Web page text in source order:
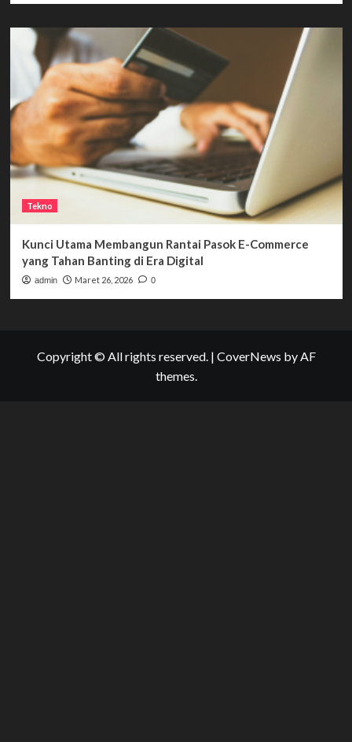
Tekno
Kunci Utama Membangun Rantai Pasok E-Commerce
yang Tahan Banting di Era Digital
admin Maret 26, 2026 0
Copyright © All rights reserved. | CoverNews by AF
themes.